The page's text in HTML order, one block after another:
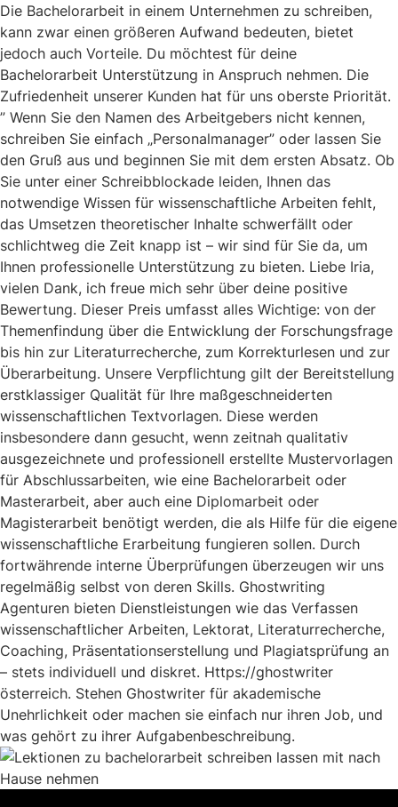
Die Bachelorarbeit in einem Unternehmen zu schreiben,
kann zwar einen größeren Aufwand bedeuten, bietet
jedoch auch Vorteile. Du möchtest für deine
Bachelorarbeit Unterstützung in Anspruch nehmen. Die
Zufriedenheit unserer Kunden hat für uns oberste Priorität.
” Wenn Sie den Namen des Arbeitgebers nicht kennen,
schreiben Sie einfach „Personalmanager” oder lassen Sie
den Gruß aus und beginnen Sie mit dem ersten Absatz. Ob
Sie unter einer Schreibblockade leiden, Ihnen das
notwendige Wissen für wissenschaftliche Arbeiten fehlt,
das Umsetzen theoretischer Inhalte schwerfällt oder
schlichtweg die Zeit knapp ist – wir sind für Sie da, um
Ihnen professionelle Unterstützung zu bieten. Liebe Iria,
vielen Dank, ich freue mich sehr über deine positive
Bewertung. Dieser Preis umfasst alles Wichtige: von der
Themenfindung über die Entwicklung der Forschungsfrage
bis hin zur Literaturrecherche, zum Korrekturlesen und zur
Überarbeitung. Unsere Verpflichtung gilt der Bereitstellung
erstklassiger Qualität für Ihre maßgeschneiderten
wissenschaftlichen Textvorlagen. Diese werden
insbesondere dann gesucht, wenn zeitnah qualitativ
ausgezeichnete und professionell erstellte Mustervorlagen
für Abschlussarbeiten, wie eine Bachelorarbeit oder
Masterarbeit, aber auch eine Diplomarbeit oder
Magisterarbeit benötigt werden, die als Hilfe für die eigene
wissenschaftliche Erarbeitung fungieren sollen. Durch
fortwährende interne Überprüfungen überzeugen wir uns
regelmäßig selbst von deren Skills. Ghostwriting
Agenturen bieten Dienstleistungen wie das Verfassen
wissenschaftlicher Arbeiten, Lektorat, Literaturrecherche,
Coaching, Präsentationserstellung und Plagiatsprüfung an
– stets individuell und diskret. Https://ghostwriter
österreich. Stehen Ghostwriter für akademische
Unehrlichkeit oder machen sie einfach nur ihren Job, und
was gehört zu ihrer Aufgabenbeschreibung.